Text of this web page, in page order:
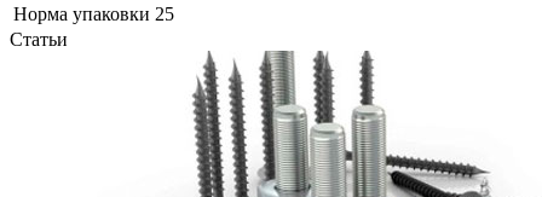
Норма упаковки 25
Статьи